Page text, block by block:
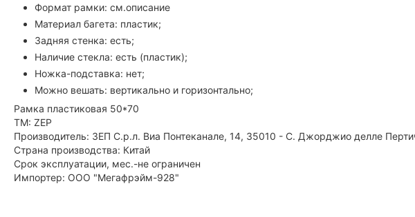
Формат рамки: см.описание
Материал багета: пластик;
Задняя стенка: есть;
Наличие стекла: есть (пластик);
Ножка-подставка: нет;
Можно вешать: вертикально и горизонтально;
Рамка пластиковая 50*70
ТМ: ZEP
Производитель: ЗЕП С.р.л. Виа Понтеканале, 14, 35010 - С. Джорджио делле
Страна производства: Китай
Срок эксплуатации, мес.-не ограничен
Импортер: ООО "Мегафрэйм-928"